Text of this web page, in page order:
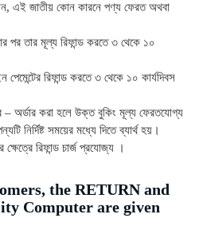
এই জাতীয় কোন কারনে পণ্য ফেরত অথবা
পর তার মূল্য রিফান্ড করতে ৩ থেকে ১০
রিফান্ড করতে ৩ থেকে ১০ কার্যদিবস
– অর্ডার করা হলে উক্ত বুকিং মূল্য ফেরতযোগ্য
নির্দিষ্ট সময়ের মধ্যে দিতে ব্যার্থ হয়।
ক্ষেত্রে রিফান্ড চার্জ প্রযোজ্য ।
the RETURN and
Computer are given